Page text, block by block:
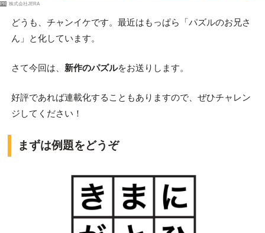
PR 株式会社JERA
どうも、チャンイケです。最近はもっぱら「パズルのお兄さ
ん」と化しています。
さて今回は、 新作のパズルをお送りします。
好評であれば連載化することもありますので、ぜひチャレン
ジしてください！
まずは例題をどうぞ